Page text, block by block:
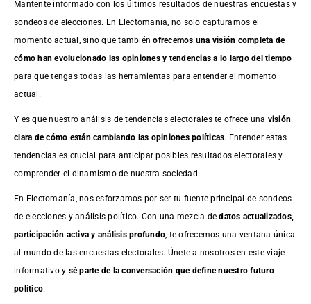
Mantente informado con los últimos resultados de nuestras encuestasy
sondeos de elecciones. En Electomania, no solo capturamos el
momento actual, sino que tambiénofrecemos una visión completa de
cómo han evolucionado las opiniones y tendencias a lo largo del tiempo
para que tengas todas las herramientas para entender el momento
actual.
Y es que nuestro análisis de tendencias electorales te ofrece una visión
clara de cómo están cambiando las opiniones políticas. Entender estas
tendencias es crucial para anticipar posibles resultados electorales y
comprender el dinamismo de nuestra sociedad.
En Electomanía, nos esforzamos por ser tu fuente principal de sondeos
de elecciones y análisis político. Con una mezcla dedatos actualizados,
participación activa y análisis profundo, te ofrecemos una ventana única
al mundo de las encuestas electorales. Únete a nosotros en este viaje
informativo y sé parte de la conversación que define nuestro futuro
político.